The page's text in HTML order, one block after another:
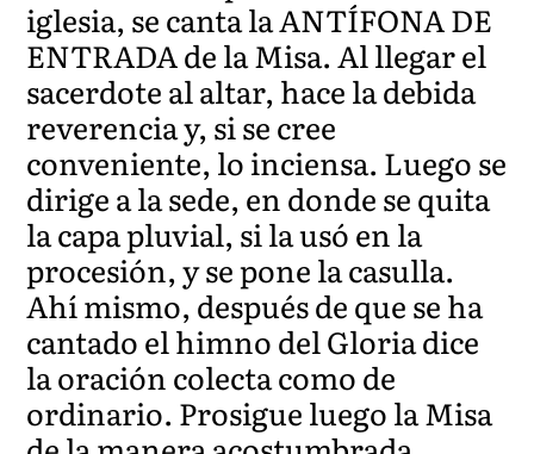
iglesia, se canta la ANTÍFONA DE
ENTRADA de la Misa. Al llegar el
sacerdote al altar, hace la debida
reverencia y, si se cree
conveniente, lo inciensa. Luego se
dirige a la sede, en donde se quita
la capa pluvial, si la usó en la
procesión, y se pone la casulla.
Ahí mismo, después de que se ha
cantado el himno del Gloria dice
la oración colecta como de
ordinario. Prosigue luego la Misa